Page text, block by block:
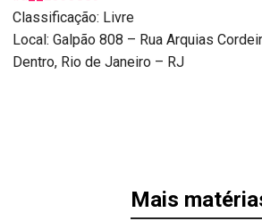
Classificação: Livre
Local: Galpão 808 – Rua Arquias
Dentro, Rio de Janeiro – RJ
Mais